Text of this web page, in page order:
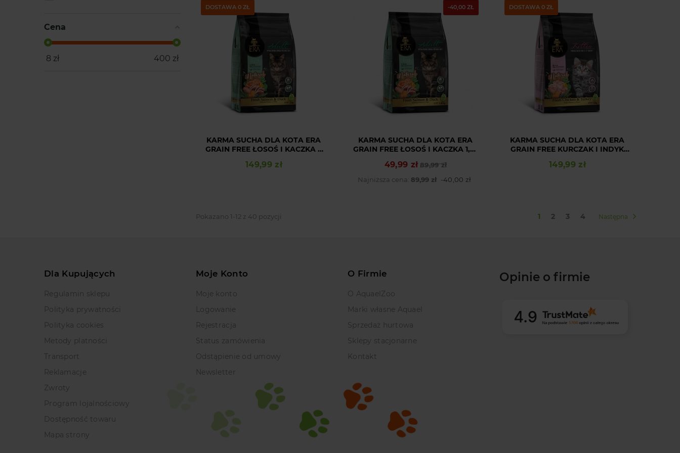
DOSTAWA 0 ZŁ
KARMA SUCHA DLA KOTA ERA
GRAIN FREE ŁOSOŚ I KACZKA 3
Cena
149,99 zł
-40,00 ZŁ
KARMA SUCHA DLA KOTA ERA
GRAIN FREE ŁOSOŚ I KACZKA 1,25
Cena podstawowa
89,99 zł
Cena
49,99 zł
Najniższa cena: 89,99 zł -40,00 zł
DOSTAWA 0 ZŁ
KARMA SUCHA DLA KOTA ERA
GRAIN FREE KURCZAK I INDYK
Cena
149,99 zł
Pokazano 1-12 z 40 pozycji 1 2 3 4 Następna
Cena
8 zł 400 zł
Dla Kupujących
Regulamin sklepu
Polityka prywatności
Polityka cookies
Metody platności
Transport
Reklamacje
Zwroty
Program lojalnościowy
Dostępność towaru
Mapa strony
Moje Konto
Moje konto
Logowanie
Rejestracja
Status zamówienia
Odstąpienie od umowy
Newsletter
O Firmie
O AquaelZoo
Marki własne Aquael
Sprzedaż hurtowa
Sklepy stacjonarne
Kontakt
Opinie o firmie